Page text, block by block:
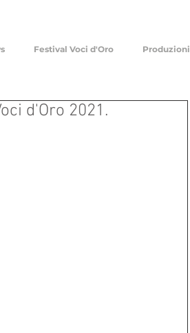
Festival Voci d'Oro Produzioni
d'Oro 2021.